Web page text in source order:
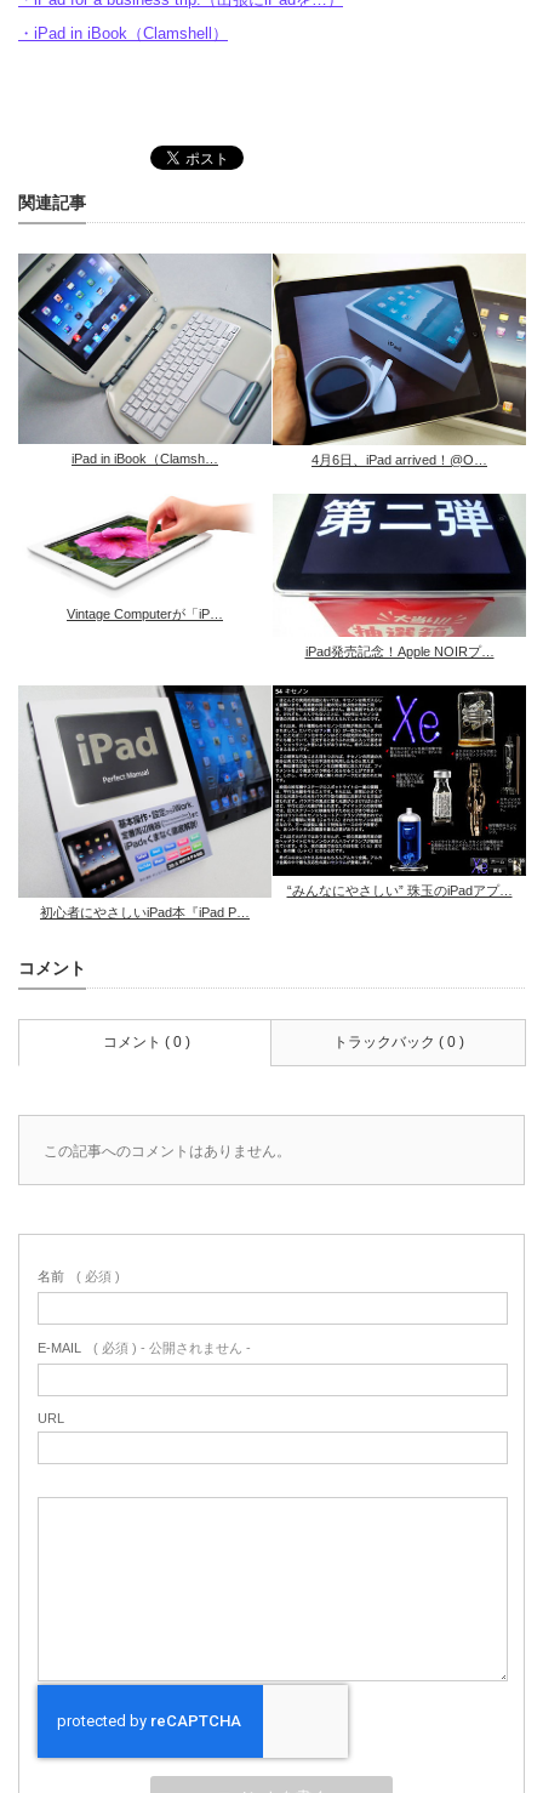
・iPad in iBook（Clamshell）
関連記事
iPad in iBook（Clamsh… 4月6日、iPad arrived！@O…
Vintage Computerが「iP…
iPad発売記念！Apple NOIRプ…
初心者にやさしいiPad本『iPad P…
“みんなにやさしい” 珠玉のiPadアプ…
コメント
コメント ( 0 ) トラックバック ( 0 )
この記事へのコメントはありません。
名前 ( 必須 )
E-MAIL ( 必須 ) - 公開されません -
URL